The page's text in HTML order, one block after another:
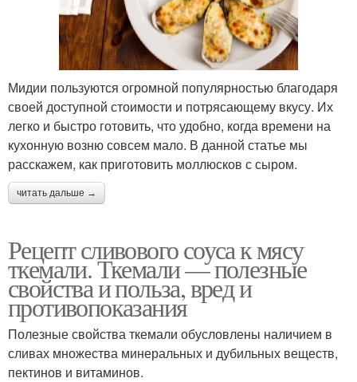
Мидии пользуются огромной популярностью благодаря
своей доступной стоимости и потрясающему вкусу. Их
легко и быстро готовить, что удобно, когда времени на
кухонную возню совсем мало. В данной статье мы
расскажем, как приготовить моллюсков с сыром.
читать дальше →
Рецепт сливового соуса к мясу
ткемали. Ткемали — полезные
свойства и польза, вред и
противопоказания
Полезные свойства ткемали обусловлены наличием в
сливах множества минеральных и дубильных веществ,
пектинов и витаминов.